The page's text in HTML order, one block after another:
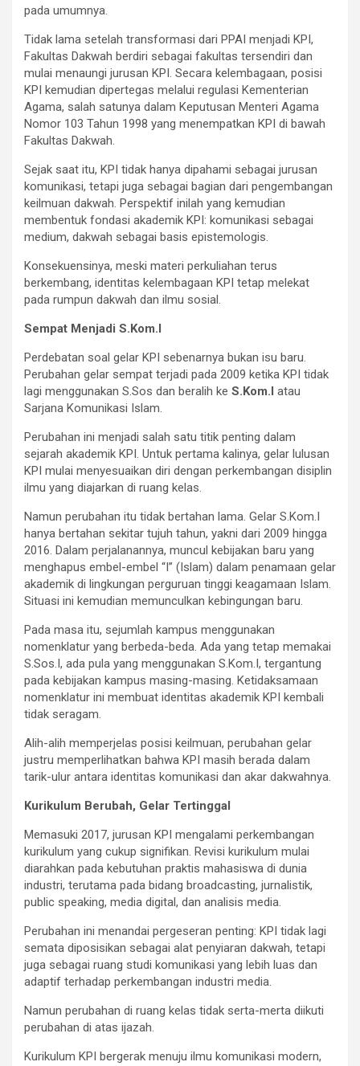
pada umumnya.
Tidak lama setelah transformasi dari PPAI menjadi KPI,
Fakultas Dakwah berdiri sebagai fakultas tersendiri dan
mulai menaungi jurusan KPI. Secara kelembagaan, posisi
KPI kemudian dipertegas melalui regulasi Kementerian
Agama, salah satunya dalam Keputusan Menteri Agama
Nomor 103 Tahun 1998 yang menempatkan KPI di bawah
Fakultas Dakwah.
Sejak saat itu, KPI tidak hanya dipahami sebagai jurusan
komunikasi, tetapi juga sebagai bagian dari pengembangan
keilmuan dakwah. Perspektif inilah yang kemudian
membentuk fondasi akademik KPI: komunikasi sebagai
medium, dakwah sebagai basis epistemologis.
Konsekuensinya, meski materi perkuliahan terus
berkembang, identitas kelembagaan KPI tetap melekat
pada rumpun dakwah dan ilmu sosial.
Sempat Menjadi S.Kom.I
Perdebatan soal gelar KPI sebenarnya bukan isu baru.
Perubahan gelar sempat terjadi pada 2009 ketika KPI tidak
lagi menggunakan S.Sos dan beralih ke S.Kom.I atau
Sarjana Komunikasi Islam.
Perubahan ini menjadi salah satu titik penting dalam
sejarah akademik KPI. Untuk pertama kalinya, gelar lulusan
KPI mulai menyesuaikan diri dengan perkembangan disiplin
ilmu yang diajarkan di ruang kelas.
Namun perubahan itu tidak bertahan lama. Gelar S.Kom.I
hanya bertahan sekitar tujuh tahun, yakni dari 2009 hingga
2016. Dalam perjalanannya, muncul kebijakan baru yang
menghapus embel-embel “I” (Islam) dalam penamaan gelar
akademik di lingkungan perguruan tinggi keagamaan Islam.
Situasi ini kemudian memunculkan kebingungan baru.
Pada masa itu, sejumlah kampus menggunakan
nomenklatur yang berbeda-beda. Ada yang tetap memakai
S.Sos.I, ada pula yang menggunakan S.Kom.I, tergantung
pada kebijakan kampus masing-masing. Ketidaksamaan
nomenklatur ini membuat identitas akademik KPI kembali
tidak seragam.
Alih-alih memperjelas posisi keilmuan, perubahan gelar
justru memperlihatkan bahwa KPI masih berada dalam
tarik-ulur antara identitas komunikasi dan akar dakwahnya.
Kurikulum Berubah, Gelar Tertinggal
Memasuki 2017, jurusan KPI mengalami perkembangan
kurikulum yang cukup signifikan. Revisi kurikulum mulai
diarahkan pada kebutuhan praktis mahasiswa di dunia
industri, terutama pada bidang broadcasting, jurnalistik,
public speaking, media digital, dan analisis media.
Perubahan ini menandai pergeseran penting: KPI tidak lagi
semata diposisikan sebagai alat penyiaran dakwah, tetapi
juga sebagai ruang studi komunikasi yang lebih luas dan
adaptif terhadap perkembangan industri media.
Namun perubahan di ruang kelas tidak serta-merta diikuti
perubahan di atas ijazah.
Kurikulum KPI bergerak menuju ilmu komunikasi modern,